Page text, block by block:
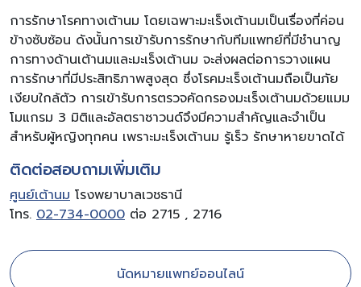
การรักษาโรคทางเต้านม โดยเฉพาะมะเร็งเต้านมเป็นเรื่องที่ค่อน
ข้างซับซ้อน ดังนั้นการเข้ารับการรักษากับทีมแพทย์ที่มีชำนาญ
การทางด้านเต้านมและมะเร็งเต้านม จะส่งผลต่อการวางแผน
การรักษาที่มีประสิทธิภาพสูงสุด ซึ่งโรคมะเร็งเต้านมถือเป็นภัย
เงียบใกล้ตัว การเข้ารับการตรวจคัดกรองมะเร็งเต้านมด้วยแมม
โมแกรม 3 มิติและอัลตราซาวนด์จึงมีความสำคัญและจำเป็น
สำหรับผู้หญิงทุกคน เพราะมะเร็งเต้านม รู้เร็ว รักษาหายขาดได้
ติดต่อสอบถามเพิ่มเติม
ศูนย์เต้านม โรงพยาบาลเวชธานี
โทร. 02-734-0000 ต่อ 2715 , 2716
นัดหมายแพทย์ออนไลน์